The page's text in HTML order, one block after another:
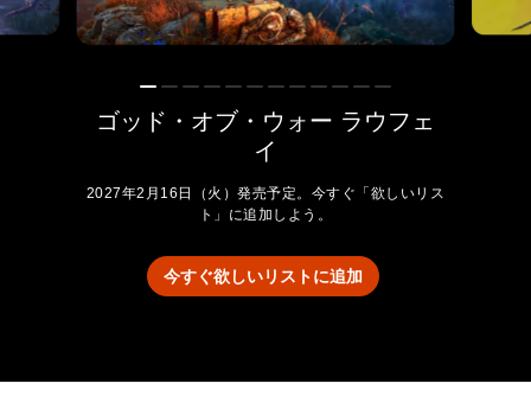
ゴッド・オブ・ウォー ラウフェ
イ
2027年2月16日（火）発売予定。今すぐ「欲しいリス
ト」に追加しよう。
今すぐ欲しいリストに追加